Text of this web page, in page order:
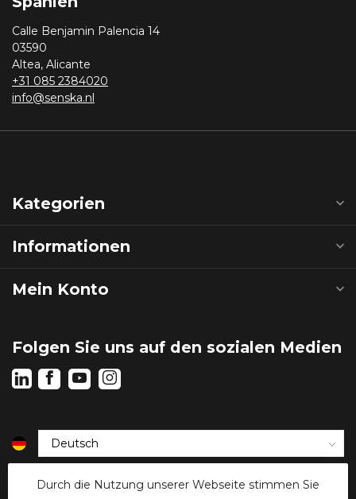
Calle Benjamin Palencia 14
03590
Altea, Alicante
+31 085 2384020
info@senska.nl
Kategorien
Informationen
Mein Konto
Folgen Sie uns auf den sozialen Medien
Durch die Nutzung unserer Webseite stimmen Sie